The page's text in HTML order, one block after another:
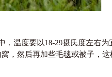
度要以18-29摄氏度左右为
，然后再加些毛毯或被子，